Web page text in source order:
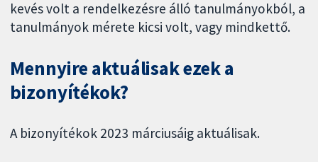
kevés volt a rendelkezésre álló tanulmányokból, a
tanulmányok mérete kicsi volt, vagy mindkettő.
Mennyire aktuálisak ezek a
bizonyítékok?
A bizonyítékok 2023 márciusáig aktuálisak.